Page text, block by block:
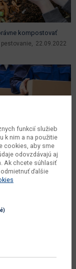
kompostovať
22.09.2022
a zariaďovanie nového
bývania
interiéru a exteriéru
funkcií služieb
k nim a na použitie
cookies, aby sme
odovzdávajú aj
Ak chcete súhlasiť
ďalšie